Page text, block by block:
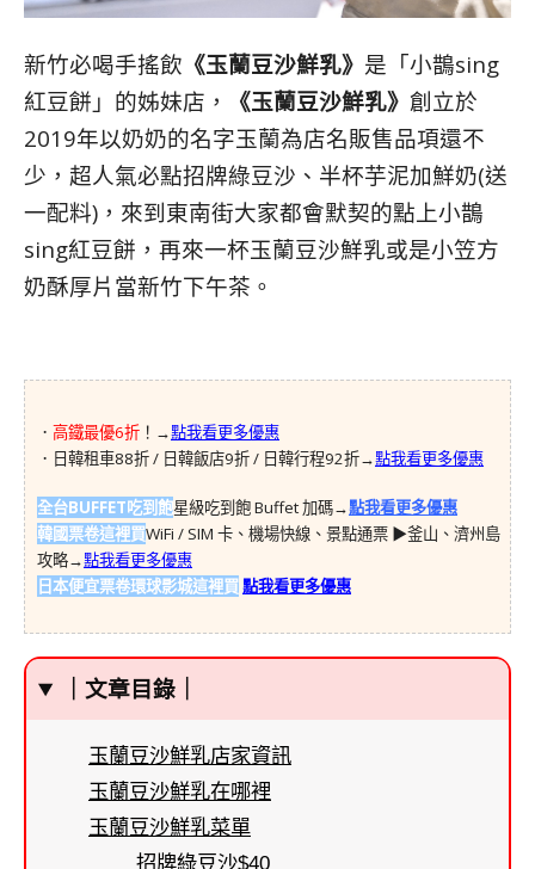
新竹必喝手搖飲 《玉蘭豆沙鮮乳》 是「小鵲sing
紅豆餅」的姊妹店，
《玉蘭豆沙鮮乳》 創立於
2019年以奶奶的名字玉蘭為店名販售品項還不
少，超人氣必點招牌綠豆沙、半杯芋泥加鮮奶(送
一配料)，來到東南街大家都會默契的點上小鵲
sing紅豆餅，再來一杯玉蘭豆沙鮮乳或是小笠方
奶酥厚片當新竹下午茶。
． 高鐵最優6折 ！→點我看更多優惠
．日韓租車88折 / 日韓飯店9折 / 日韓行程92折→點我看更多優惠
全台BUFFET吃到飽星級吃到飽 Buffet 加碼→點我看更多優惠
韓國票卷這裡買WiFi / SIM 卡、機場快線、景點通票 ▶︎釜山、濟州島
攻略→點我看更多優惠
日本便宜票卷環球影城這裡買點我看更多優惠
｜文章目錄｜
玉蘭豆沙鮮乳店家資訊
玉蘭豆沙鮮乳在哪裡
玉蘭豆沙鮮乳菜單
招牌綠豆沙$40